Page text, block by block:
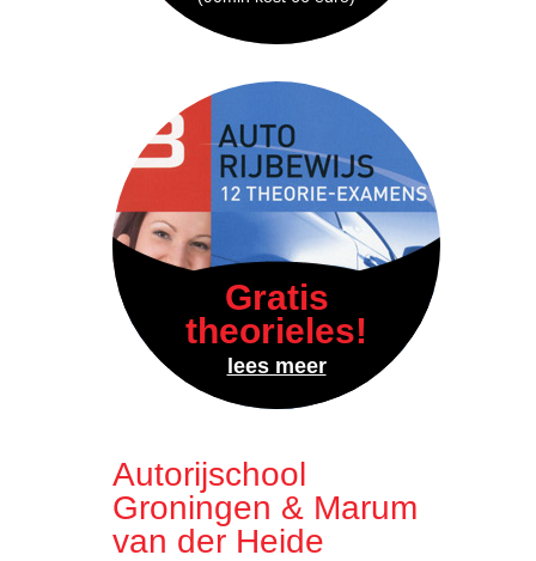
Gratis
theorieles!
lees meer
Autorijschool
Groningen & Marum
van der Heide